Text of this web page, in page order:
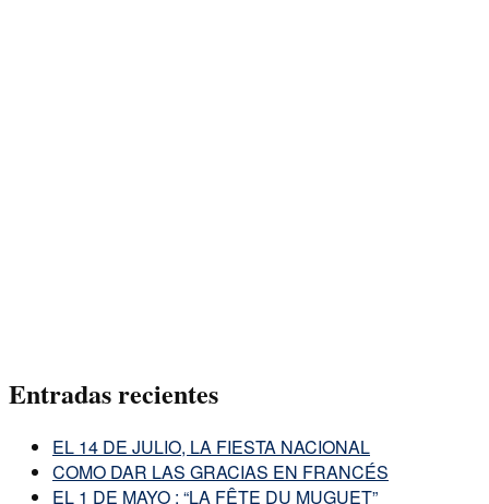
Entradas recientes
EL 14 DE JULIO, LA FIESTA NACIONAL
COMO DAR LAS GRACIAS EN FRANCÉS
EL 1 DE MAYO : “LA FÊTE DU MUGUET”